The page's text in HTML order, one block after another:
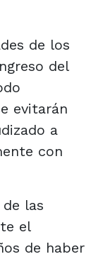
de los
del
evitarán
a
con
las
el
de haber